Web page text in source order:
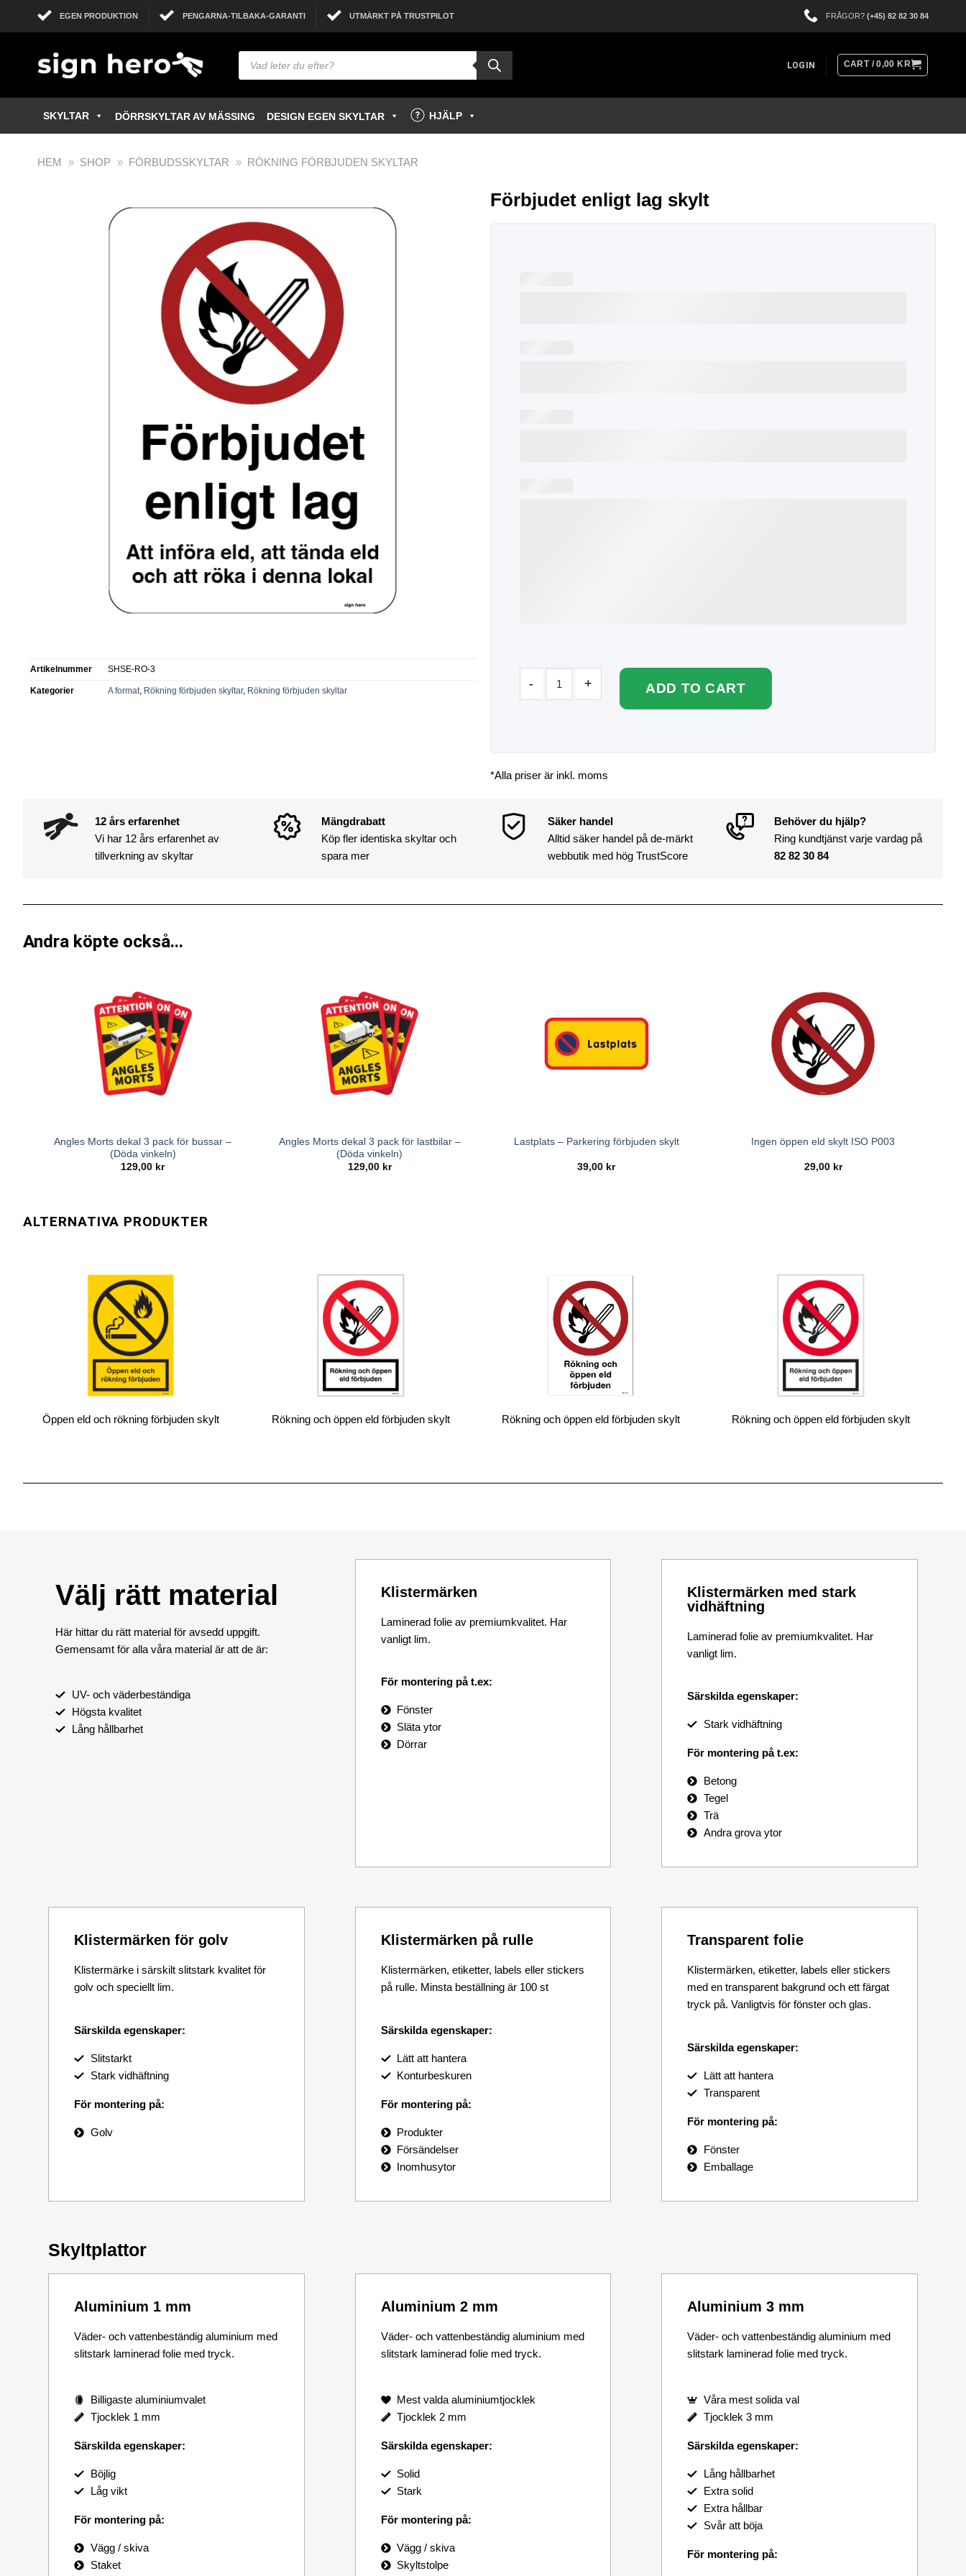
EGEN PRODUKTION PENGARNA-TILBAKA-GARANTI UTMÄRKT PÅ TRUSTPILOT FRÅGOR? (+45) 82 82 30 84
LOGIN CART /0,00 KR
SKYLTAR DÖRRSKYLTAR AV MÄSSING DESIGN EGEN SKYLTAR HJÄLP
HEM » SHOP » FÖRBUDSSKYLTAR » RÖKNING FÖRBJUDEN SKYLTAR
Artikelnummer SHSE-RO-3
Kategorier A format, Rökning förbjuden skyltar, Rökning förbjuden skyltar
Förbjudet enligt lag skylt
ADD TO CART
*Alla priser är inkl. moms
12 års erfarenhet
Vi har 12 års erfarenhet av
tillverkning av skyltar
Mängdrabatt
Köp fler identiska skyltar och
spara mer
Säker handel
Alltid säker handel på de-märkt
webbutik med hög TrustScore
Behöver du hjälp?
Ring kundtjänst varje vardag på
82 82 30 84
Andra köpte också...
Angles Morts dekal 3 pack för bussar –
(Döda vinkeln)
129,00 kr
Angles Morts dekal 3 pack för lastbilar –
(Döda vinkeln)
129,00 kr
Lastplats – Parkering förbjuden skylt
39,00 kr
Ingen öppen eld skylt ISO P003
29,00 kr
Öppen eld och rökning förbjuden skylt Rökning och öppen eld förbjuden skylt Rökning och öppen eld förbjuden skylt Rökning och öppen eld förbjuden skylt
Välj rätt material
Här hittar du rätt material för avsedd uppgift.
Gemensamt för alla våra material är att de är:
UV- och väderbeständiga
Högsta kvalitet
Lång hållbarhet
Klistermärken
Laminerad folie av premiumkvalitet. Har
vanligt lim.
För montering på t.ex:
Fönster
Släta ytor
Dörrar
Klistermärken med stark
vidhäftning
Laminerad folie av premiumkvalitet. Har
vanligt lim.
Särskilda egenskaper:
Stark vidhäftning
För montering på t.ex:
Betong
Tegel
Trä
Andra grova ytor
Klistermärken för golv
Klistermärke i särskilt slitstark kvalitet för
golv och speciellt lim.
Särskilda egenskaper:
Slitstarkt
Stark vidhäftning
För montering på:
Golv
Klistermärken på rulle
Klistermärken, etiketter, labels eller stickers
på rulle. Minsta beställning är 100 st
Särskilda egenskaper:
Lätt att hantera
Konturbeskuren
För montering på:
Produkter
Försändelser
Inomhusytor
Transparent folie
Klistermärken, etiketter, labels eller stickers
med en transparent bakgrund och ett färgat
tryck på. Vanligtvis för fönster och glas.
Särskilda egenskaper:
Lätt att hantera
Transparent
För montering på:
Fönster
Emballage
Skyltplattor
Aluminium 1 mm
Väder- och vattenbeständig aluminium med
slitstark laminerad folie med tryck.
Billigaste aluminiumvalet
Tjocklek 1 mm
Särskilda egenskaper:
Böjlig
Låg vikt
För montering på:
Vägg / skiva
Staket
Aluminium 2 mm
Väder- och vattenbeständig aluminium med
slitstark laminerad folie med tryck.
Mest valda aluminiumtjocklek
Tjocklek 2 mm
Särskilda egenskaper:
Solid
Stark
För montering på:
Vägg / skiva
Skyltstolpe
Aluminium 3 mm
Väder- och vattenbeständig aluminium med
slitstark laminerad folie med tryck.
Våra mest solida val
Tjocklek 3 mm
Särskilda egenskaper:
Lång hållbarhet
Extra solid
Extra hållbar
Svår att böja
För montering på: